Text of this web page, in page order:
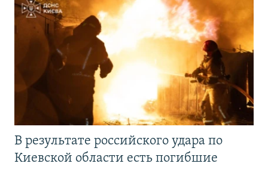
В результате российского удара по
Киевской области есть погибшие